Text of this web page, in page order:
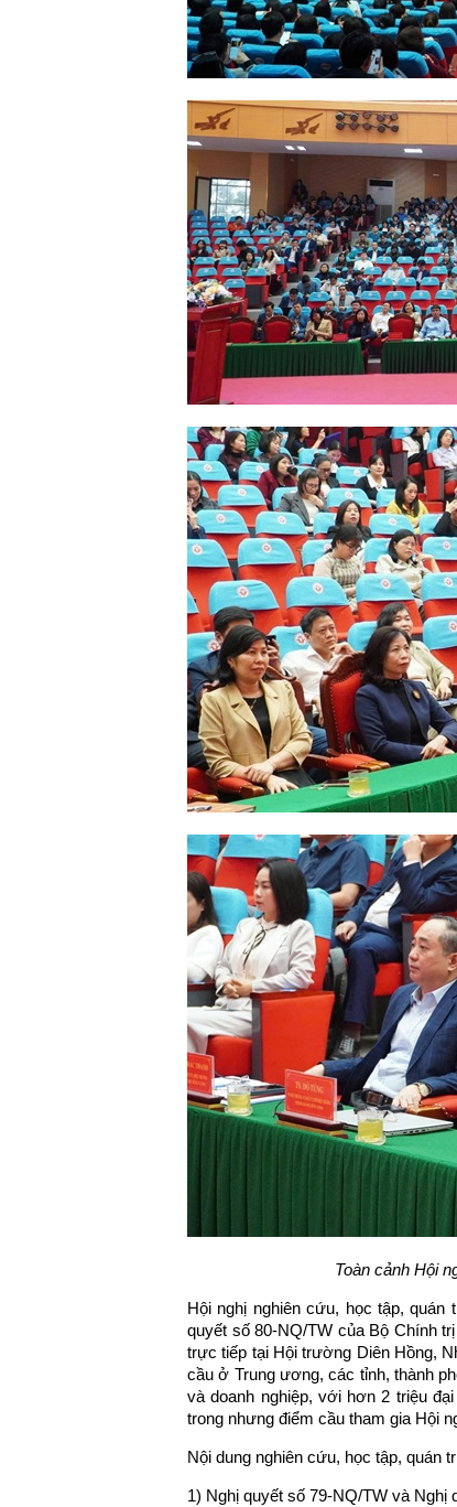
Toàn cảnh Hội
Hội nghị nghiên cứu, học tập,
quyết số 80-NQ/TW của Bộ Chính
trực tiếp tại Hội trường Diên Hồng,
cầu ở Trung ương, các tỉnh, thành
và doanh nghiệp, với hơn 2 triệu
trong nhưng điểm cầu tham gia Hội
Nội dung nghiên cứu, học tập, quán
1) Nghị quyết số 79-NQ/TW và Nghị